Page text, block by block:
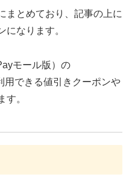
まとめており、記事の上に
になります。
モール版）の
用できる値引きクーポンや
す。